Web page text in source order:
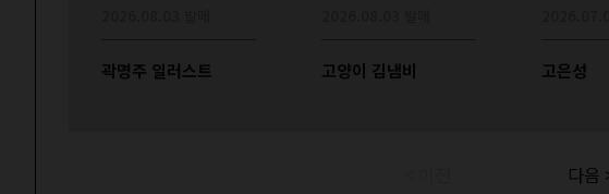
곽명주 일러스트 고양이 김냄비 고은성
다음